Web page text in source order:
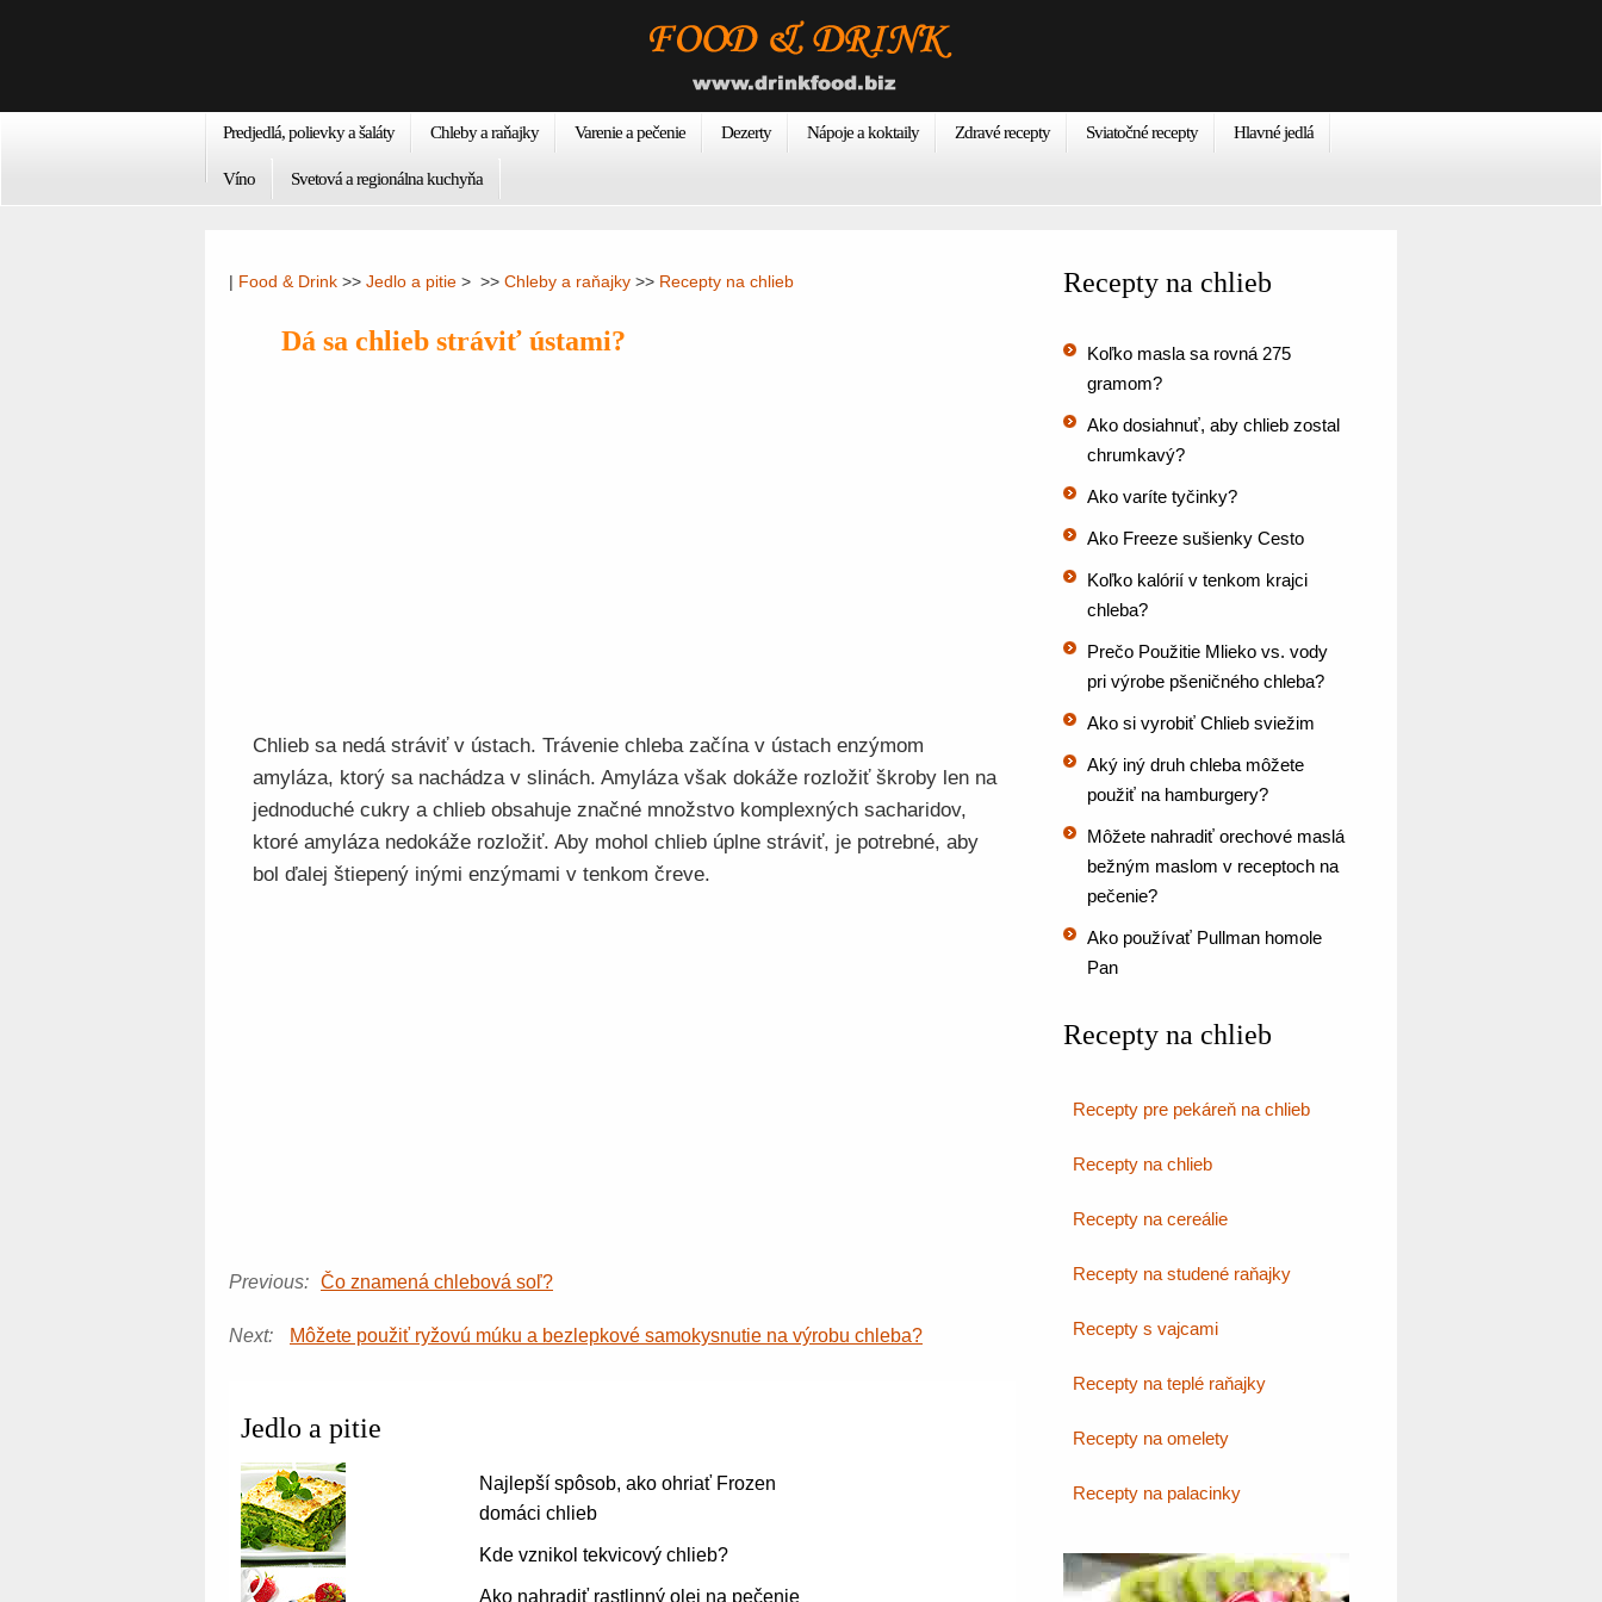
Predjedlá, polievky a šaláty Chleby a raňajky Varenie a pečenie Dezerty Nápoje a koktaily Zdravé recepty Sviatočné recepty Hlavné jedlá
Víno Svetová a regionálna kuchyňa
| Food & Drink >> Jedlo a pitie > >> Chleby a raňajky >> Recepty na chlieb
Dá sa chlieb stráviť ústami?
Chlieb sa nedá stráviť v ústach. Trávenie chleba začína v ústach enzýmom
amyláza, ktorý sa nachádza v slinách. Amyláza však dokáže rozložiť škroby len na
jednoduché cukry a chlieb obsahuje značné množstvo komplexných sacharidov,
ktoré amyláza nedokáže rozložiť. Aby mohol chlieb úplne stráviť, je potrebné, aby
bol ďalej štiepený inými enzýmami v tenkom čreve.
Previous: Čo znamená chlebová soľ?
Next: Môžete použiť ryžovú múku a bezlepkové samokysnutie na výrobu chleba?
Jedlo a pitie
Najlepší spôsob, ako ohriať Frozen
domáci chlieb
Kde vznikol tekvicový chlieb?
Ako nahradiť rastlinný olej na pečenie
Recepty na chlieb
Koľko masla sa rovná 275
gramom?
Ako dosiahnuť, aby chlieb zostal
chrumkavý?
Ako varíte tyčinky?
Ako Freeze sušienky Cesto
Koľko kalórií v tenkom krajci
chleba?
Prečo Použitie Mlieko vs. vody
pri výrobe pšeničného chleba?
Ako si vyrobiť Chlieb sviežim
Aký iný druh chleba môžete
použiť na hamburgery?
Môžete nahradiť orechové maslá
bežným maslom v receptoch na
pečenie?
Ako používať Pullman homole
Pan
Recepty na chlieb
Recepty pre pekáreň na chlieb
Recepty na chlieb
Recepty na cereálie
Recepty na studené raňajky
Recepty s vajcami
Recepty na teplé raňajky
Recepty na omelety
Recepty na palacinky